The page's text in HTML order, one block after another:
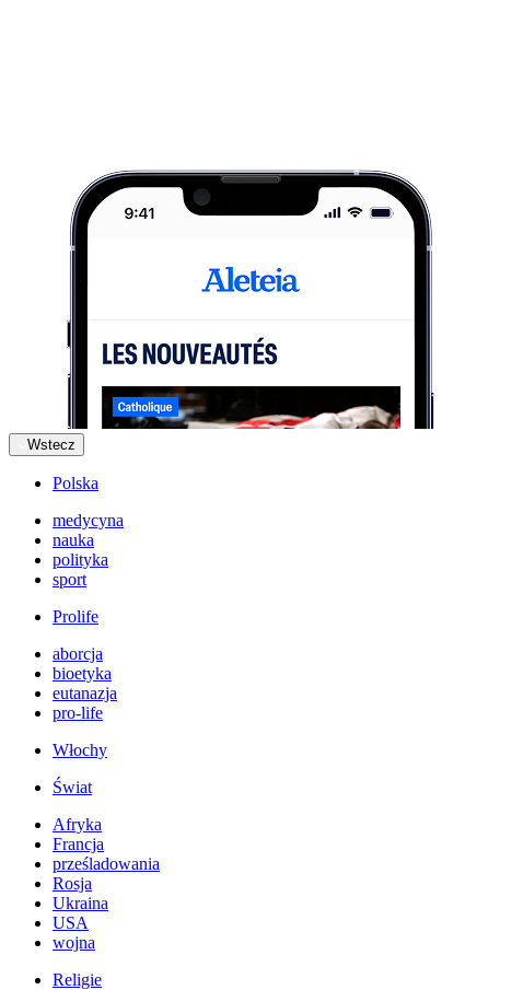
Wstecz
Polska
medycyna
nauka
polityka
sport
Prolife
aborcja
bioetyka
eutanazja
pro-life
Włochy
Świat
Afryka
Francja
prześladowania
Rosja
Ukraina
USA
wojna
Religie